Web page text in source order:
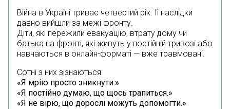
Війна в Україні триває четвертий рік. Її наслідки
давно вийшли за межі фронту.
Діти, які пережили евакуацію, втрату дому чи
батька на фронті, які живуть у постійній тривозі або
навчаються в онлайн-форматі — вже травмовані.
Сотні з них зізнаються:
«Я мрію просто зникнути.»
«Я постійно думаю, що щось трапиться.»
«Я не вірю, що дорослі можуть допомогти.»